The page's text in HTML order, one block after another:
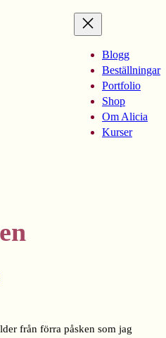
Blogg
Beställningar
Portfolio
Shop
Om Alicia
Kurser
från förra påsken som jag